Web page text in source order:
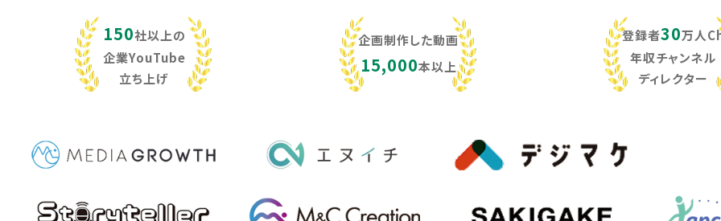
150社以上の
企業YouTube
立ち上げ
企画制作した動画
15,000本以上
登録者30万人
年収チャンネル
ディレクター